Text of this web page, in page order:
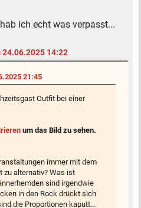
ich echt was verpasst...
14:22
21:45
Outfit bei einer
um das Bild zu sehen.
immer mit dem
zu alternativ? Was ist
sind irgendwie
in den Rock drückt sich
die Proportionen kaputt...